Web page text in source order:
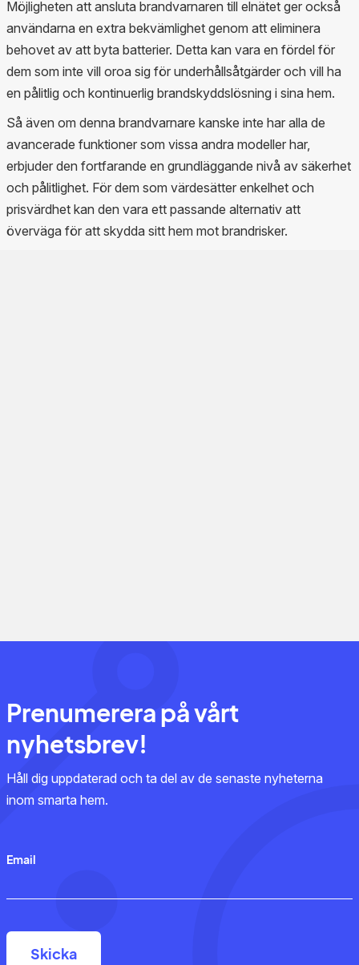
Möjligheten att ansluta brandvarnaren till elnätet ger också
användarna en extra bekvämlighet genom att eliminera
behovet av att byta batterier. Detta kan vara en fördel för
dem som inte vill oroa sig för underhållsåtgärder och vill ha
en pålitlig och kontinuerlig brandskyddslösning i sina hem.
Så även om denna brandvarnare kanske inte har alla de
avancerade funktioner som vissa andra modeller har,
erbjuder den fortfarande en grundläggande nivå av säkerhet
och pålitlighet. För dem som värdesätter enkelhet och
prisvärdhet kan den vara ett passande alternativ att
överväga för att skydda sitt hem mot brandrisker.
Prenumerera på vårt
nyhetsbrev!
Håll dig uppdaterad och ta del av de senaste nyheterna
inom smarta hem.
Email